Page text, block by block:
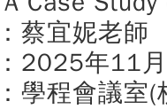
蔡宜妮老師
2025年11
學程會議室